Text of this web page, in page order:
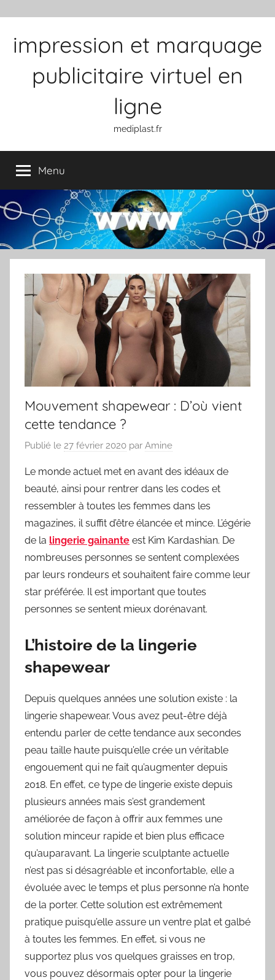
impression et marquage
publicitaire virtuel en
ligne
mediplast.fr
Menu
Mouvement shapewear : D’où vient
cette tendance ?
Publié le 27 février 2020 par Amine
Le monde actuel met en avant des idéaux de
beauté, ainsi pour rentrer dans les codes et
ressembler à toutes les femmes dans les
magazines, il suffit d’être élancée et mince. L’égérie
de la lingerie gainante est Kim Kardashian. De
nombreuses personnes se sentent complexées
par leurs rondeurs et souhaitent faire comme leur
star préférée. Il est important que toutes
personnes se sentent mieux dorénavant.
L’histoire de la lingerie
shapewear
Depuis quelques années une solution existe : la
lingerie shapewear. Vous avez peut-être déjà
entendu parler de cette tendance aux secondes
peau taille haute puisqu’elle crée un véritable
engouement qui ne fait qu’augmenter depuis
2018. En effet, ce type de lingerie existe depuis
plusieurs années mais s’est grandement
améliorée de façon à offrir aux femmes une
solution minceur rapide et bien plus efficace
qu’auparavant. La lingerie sculptante actuelle
n’est pas si désagréable et inconfortable, elle a
évoluée avec le temps et plus personne n’a honte
de la porter. Cette solution est extrêmement
pratique puisqu’elle assure un ventre plat et galbé
à toutes les femmes. En effet, si vous ne
supportez plus vos quelques graisses en trop,
vous pouvez désormais opter pour la lingerie